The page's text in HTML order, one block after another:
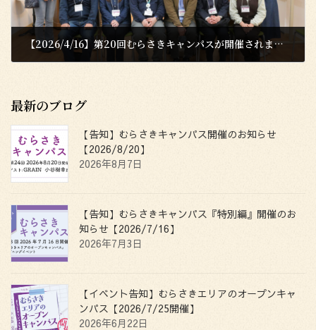
【2026/4/16】第20回むらさきキャンパスが開催されました！
最新のブログ
【告知】むらさきキャンパス開催のお知らせ
【2026/8/20】
2026年8月7日
【告知】むらさきキャンパス『特別編』開催のお
知らせ【2026/7/16】
2026年7月3日
【イベント告知】むらさきエリアのオープンキャ
ンパス【2026/7/25開催】
2026年6月22日